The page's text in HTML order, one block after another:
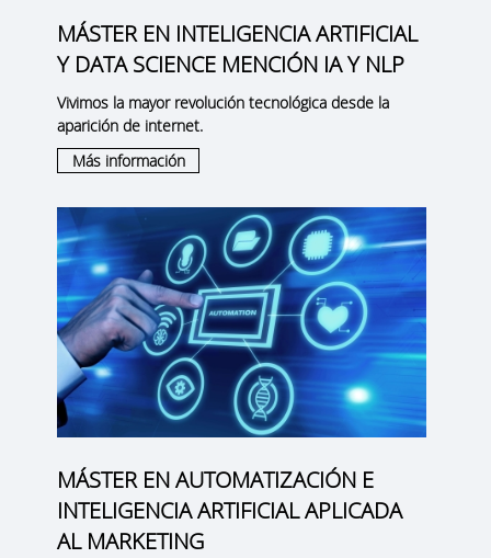
MÁSTER EN INTELIGENCIA ARTIFICIAL
Y DATA SCIENCE MENCIÓN IA Y NLP
Vivimos la mayor revolución tecnológica desde la
aparición de internet.
Más información
MÁSTER EN AUTOMATIZACIÓN E
INTELIGENCIA ARTIFICIAL APLICADA
AL MARKETING